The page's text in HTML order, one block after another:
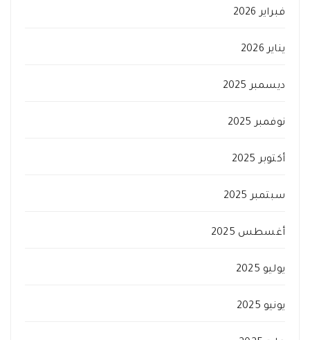
فبراير 2026
يناير 2026
ديسمبر 2025
نوفمبر 2025
أكتوبر 2025
سبتمبر 2025
أغسطس 2025
يوليو 2025
يونيو 2025